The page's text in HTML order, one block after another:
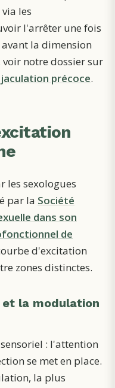
les
l'arrêter une fois
la dimension
notre dossier sur
précoce.
les sexologues
par la Société
dans son
de
d'excitation
zones distinctes.
et la modulation
: l'attention
se met en place.
la plus